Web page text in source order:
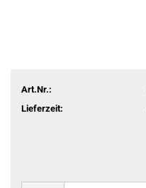
Art.Nr.:
Lieferzeit: